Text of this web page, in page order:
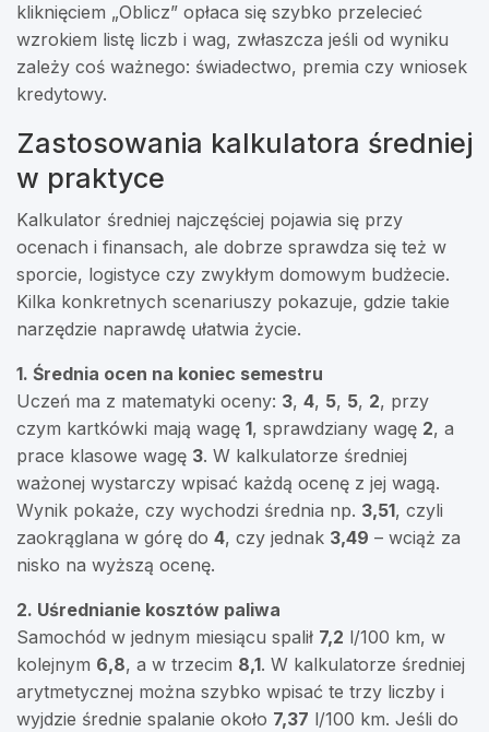
kliknięciem „Oblicz” opłaca się szybko przelecieć
wzrokiem listę liczb i wag, zwłaszcza jeśli od wyniku
zależy coś ważnego: świadectwo, premia czy wniosek
kredytowy.
Zastosowania kalkulatora średniej
w praktyce
Kalkulator średniej najczęściej pojawia się przy
ocenach i finansach, ale dobrze sprawdza się też w
sporcie, logistyce czy zwykłym domowym budżecie.
Kilka konkretnych scenariuszy pokazuje, gdzie takie
narzędzie naprawdę ułatwia życie.
1. Średnia ocen na koniec semestru
Uczeń ma z matematyki oceny: 3, 4, 5, 5, 2, przy
czym kartkówki mają wagę 1, sprawdziany wagę 2, a
prace klasowe wagę 3. W kalkulatorze średniej
ważonej wystarczy wpisać każdą ocenę z jej wagą.
Wynik pokaże, czy wychodzi średnia np. 3,51, czyli
zaokrąglana w górę do 4, czy jednak 3,49 – wciąż za
nisko na wyższą ocenę.
2. Uśrednianie kosztów paliwa
Samochód w jednym miesiącu spalił 7,2 l/100 km, w
kolejnym 6,8, a w trzecim 8,1. W kalkulatorze średniej
arytmetycznej można szybko wpisać te trzy liczby i
wyjdzie średnie spalanie około 7,37 l/100 km. Jeśli do